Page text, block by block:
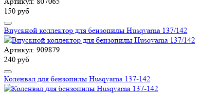
150 руб
Впускной коллектор для бензопилы Husqvarna 137/142
Артикул: 909879
240 руб
Коленвал для бензопилы Husqvarna 137-142